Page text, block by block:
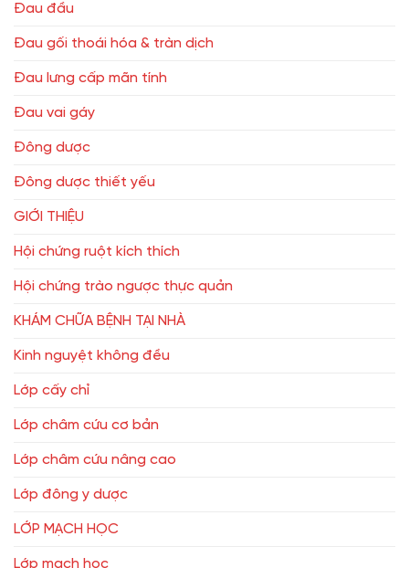
Đau đầu
Đau gối thoái hóa & tràn dịch
Đau lưng cấp mãn tính
Đau vai gáy
Đông dược
Đông dược thiết yếu
GIỚI THIỆU
Hội chứng ruột kích thích
Hội chứng trào ngược thực quản
KHÁM CHỮA BỆNH TẠI NHÀ
Kinh nguyệt không đều
Lớp cấy chỉ
Lớp châm cứu cơ bản
Lớp châm cứu nâng cao
Lớp đông y dược
LỚP MẠCH HỌC
Lớp mạch học